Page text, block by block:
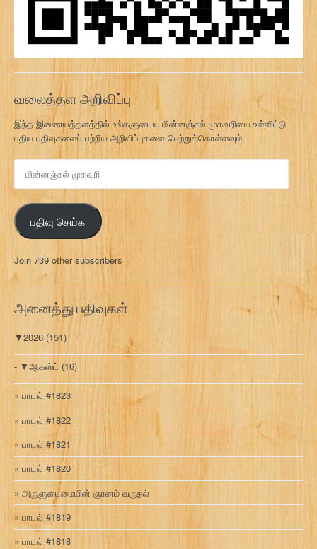
வலைத்தள அறிவிப்பு
இந்த இணையத்தளத்தில் உங்களுடைய மின்னஞ்சல் முகவரியை உள்ளிட்டு
புதிய பதிவுகளைப் பற்றிய அறிவிப்புகளை பெற்றுக்கொள்ளவும்.
ஞ்
ச
ல்
க
வ
பதிவு செய்க
Join 739 other subscribers
அனைத்து பதிவுகள்
▼2026 (151)
▼ஆகஸ்ட் (16)
பாடல் #1823
பாடல் #1822
பாடல் #1821
பாடல் #1820
அருளுடைமையின் ஞானம் வருதல்
பாடல் #1819
பாடல் #1818